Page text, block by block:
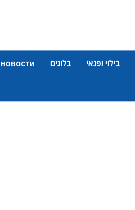
בילוי ופנאי בלוגים новости